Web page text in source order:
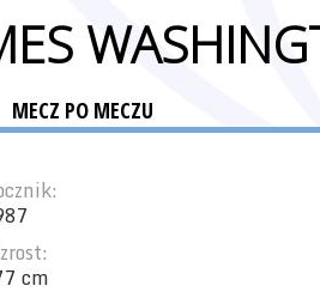
MECZ PO MECZU
cm